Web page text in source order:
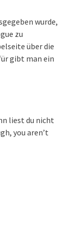
wurde,
zu
über die
gibt man ein
liest du nicht
you aren’t